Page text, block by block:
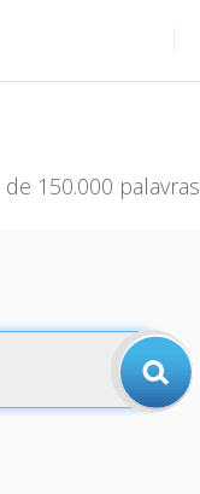
150.000 palavras